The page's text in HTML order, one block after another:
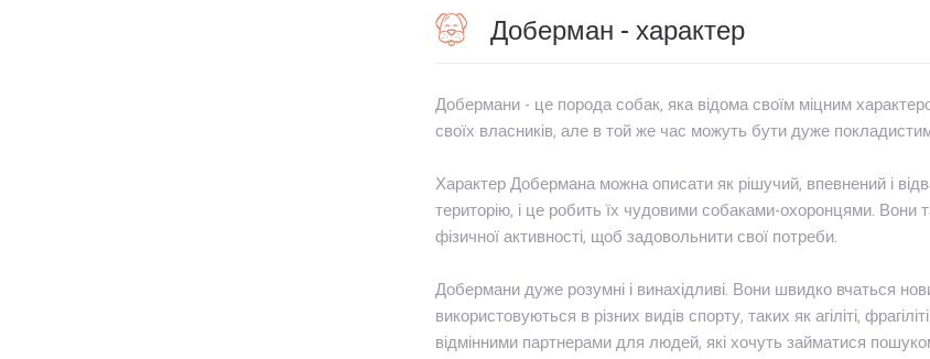
Доберман - характер
Добермани - це порода собак, яка відома своїм міцним
своїх власників, але в той же час можуть бути дуже
Характер Добермана можна описати як рішучий, впевнений і
територію, і це робить їх чудовими собаками-охоронцями. Вони
фізичної активності, щоб задовольнити свої потреби.
Добермани дуже розумні і винахідливі. Вони швидко вчаться
використовуються в різних видів спорту, таких як агіліті,
відмінними партнерами для людей, які хочуть займатися